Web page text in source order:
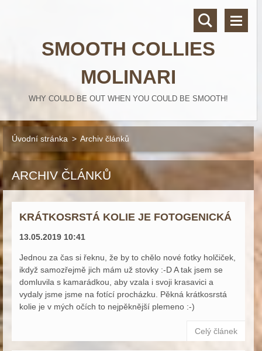
SMOOTH COLLIES
MOLINARI
WHY COULD BE OUT WHEN YOU COULD BE SMOOTH!
Úvodní stránka > Archiv článků
ARCHIV ČLÁNKŮ
KRÁTKOSRSTÁ KOLIE JE FOTOGENICKÁ
13.05.2019 10:41
Jednou za čas si řeknu, že by to chělo nové fotky holčiček,
ikdyž samozřejmě jich mám už stovky :-D A tak jsem se
domluvila s kamarádkou, aby vzala i svoji krasavici a
vydaly jsme jsme na fotící procházku. Pěkná krátkosrstá
kolie je v mých očích to nejpěknější plemeno :-)
Celý článek